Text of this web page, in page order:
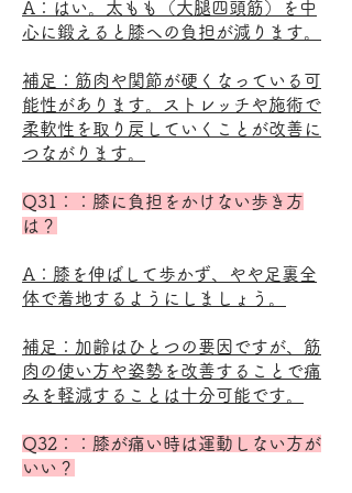
A：はい。太もも（大腿四頭筋）を中
心に鍛えると膝への負担が減ります。
補足：筋肉や関節が硬くなっている可
能性があります。ストレッチや施術で
柔軟性を取り戻していくことが改善に
つながります。
Q31：：膝に負担をかけない歩き方
は？
A：膝を伸ばして歩かず、やや足裏全
体で着地するようにしましょう。
補足：加齢はひとつの要因ですが、筋
肉の使い方や姿勢を改善することで痛
みを軽減することは十分可能です。
Q32：：膝が痛い時は運動しない方が
いい？